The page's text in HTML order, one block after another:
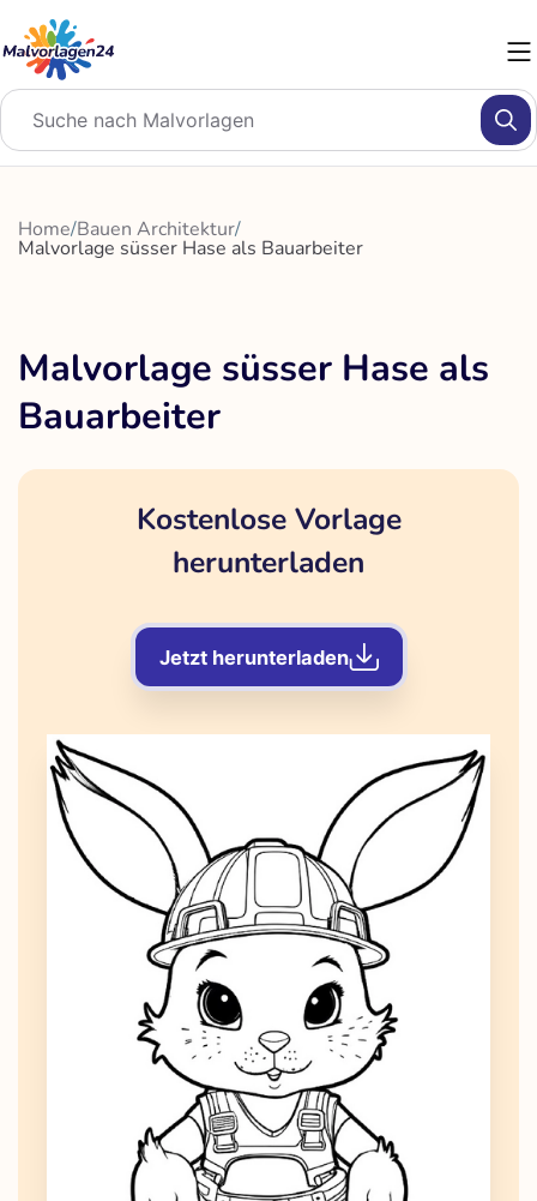
Inhalt
springen
Home/Bauen Architektur/
Malvorlage süsser Hase als Bauarbeiter
Malvorlage süsser Hase als
Bauarbeiter
Kostenlose Vorlage
herunterladen
Jetzt herunterladen